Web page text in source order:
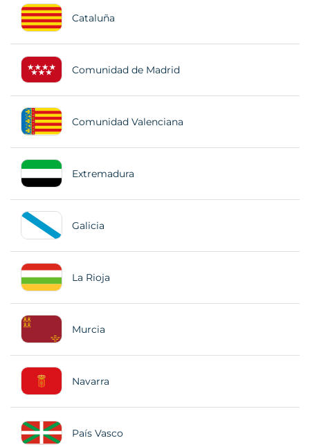
Cataluña
Comunidad de Madrid
Comunidad Valenciana
Extremadura
Galicia
La Rioja
Murcia
Navarra
País Vasco